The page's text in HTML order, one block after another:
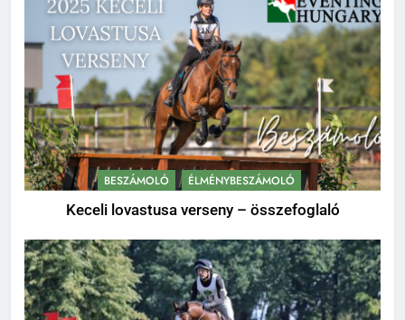
BESZÁMOLÓ ÉLMÉNYBESZÁMOLÓ
Keceli lovastusa verseny – összefoglaló